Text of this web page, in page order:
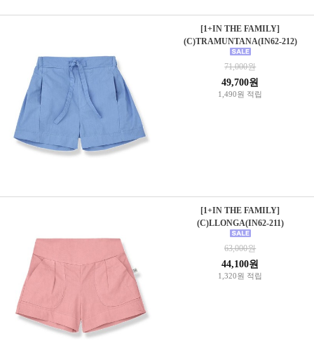
[1+IN THE FAMILY]
(C)TRAMUNTANA(IN62-212)
71,000원
49,700원
1,490원 적립
[1+IN THE FAMILY]
(C)LLONGA(IN62-211)
63,000원
44,100원
1,320원 적립